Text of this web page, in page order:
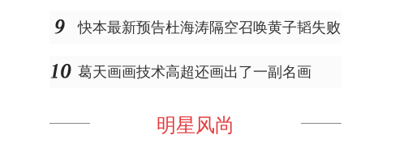
快本最新预告杜海涛隔空召唤黄子韬失败
葛天画画技术高超还画出了一副名画
明星风尚